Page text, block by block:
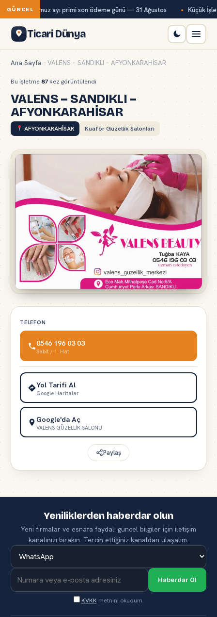
GÜNCEL
Bağ-Kur temmuz ayı primi son ödeme günü — 31 Ağustos Küçük
Ticari Dünya
Ana Sayfa - VALENS – SANDIKLI – AFYONKARAHİSAR
Bu işletme 87 kez görüntülendi
VALENS – SANDIKLI –
AFYONKARAHİSAR
AFYONKARAHİSAR Kuaför Güzellik Salonları
TELEFON
0546 196 03 03
Sabit / 1. Hat
Yol Tarifi Al
Google Haritalar
Google'da Aç
VALENS GÜZELLİK SALONU
Paylaş
Yeniliklerden haberdar olun
Yeni firmalar ve esnafa faydalı güncel bilgiler için iletişim
kanalınızı bırakın. Tercih ettiğiniz kanaldan ulaşalım.
Haberdar Ol
KVKK metnini okudum.